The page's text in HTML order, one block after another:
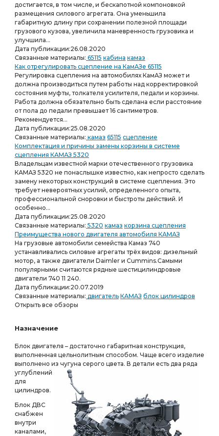
достигается, в том числе, и бескапотной компоновкой
размещения силового агрегата. Она уменьшила
габаритную длину при сохранении полезной площади
грузового кузова, увеличила маневренность грузовика и
улучшила...
Дата публикации:26.08.2020
Связанные материалы: 65115 кабина камаз
Как отрегулировать сцепление на КамАЗе 65115
Регулировка сцепления на автомобилях КамАЗ может и
должна производиться путем работы над корректировкой
состояния муфты, толкателя усилителя, педали и корзины.
Работа должна обязательно быть сделана если расстояние
от пола до педали превышает 16 сантиметров.
Рекомендуется...
Дата публикации:25.08.2020
Связанные материалы: камаз 65115 сцепление
Комплектация и причины замены корзины в системе
сцепления КАМАЗ 5320
Владельцам известной марки отечественного грузовика
КАМАЗ 5320 не понаслышке известно, как непросто сделать
замену некоторых конструкций в системе сцепления. Это
требует невероятных усилий, определенного опыта,
профессиональной сноровки и быстроты действий. И
особенно...
Дата публикации:25.08.2020
Связанные материалы: 5320 камаз корзина сцепления
Преимущества нового двигателя автомобиля КАМАЗ
На грузовые автомобили семейства Камаз 740
устанавливались силовые агрегаты трёх видов: дизельный
мотор, а также двигатели Daimler и Cummins.Самыми
популярными считаются рядные шестицилиндровые
двигатели 740 11 240.
Дата публикации:20.07.2019
Связанные материалы: двигатель КАМАЗ блок цилиндров
Открыть все обзоры
Назначение
Блок двигателя – достаточно габаритная конструкция,
выполненная цельнолитным способом. Чаще всего изделие
выполнено из чугуна серого цвета. В детали есть два ряда
углублений
для
цилиндров.
Блок ДВС
снабжен
внутри
каналами,